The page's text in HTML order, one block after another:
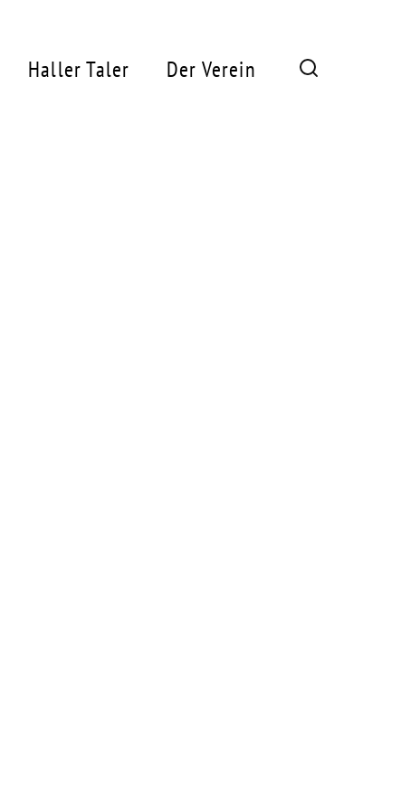
Haller Taler Der Verein